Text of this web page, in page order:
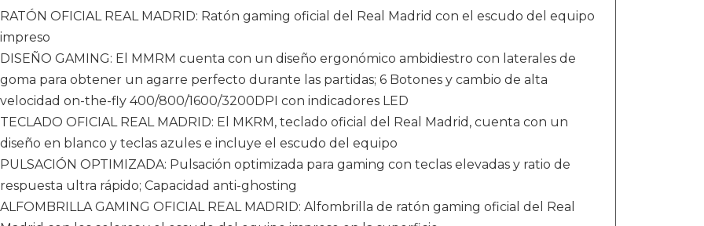
RATÓN OFICIAL REAL MADRID: Ratón gaming oficial del Real Madrid con el escudo del equipo
impreso
DISEÑO GAMING: El MMRM cuenta con un diseño ergonómico ambidiestro con laterales de
goma para obtener un agarre perfecto durante las partidas; 6 Botones y cambio de alta
velocidad on-the-fly 400/800/1600/3200DPI con indicadores LED
TECLADO OFICIAL REAL MADRID: El MKRM, teclado oficial del Real Madrid, cuenta con un
diseño en blanco y teclas azules e incluye el escudo del equipo
PULSACIÓN OPTIMIZADA: Pulsación optimizada para gaming con teclas elevadas y ratio de
respuesta ultra rápido; Capacidad anti-ghosting
ALFOMBRILLA GAMING OFICIAL REAL MADRID: Alfombrilla de ratón gaming oficial del Real